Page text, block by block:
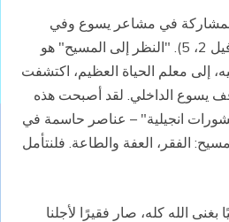
المشاركة في مشاعر يسوع وفي
اعتماد أسلوب حياته (راجع فيل 2، 5). "النظر إلى المسيح" هو
إلى معلم الحياة العظيم، اكتشفت
موقف يسوع الداخلي. لقد أصبحت هذه
انجيلية" – عناصر حاسمة في
الفقر، العفة والطاعة. فلنتأمل
الله كله، صار فقيرًا لأجلنا